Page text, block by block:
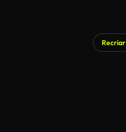
Recriar